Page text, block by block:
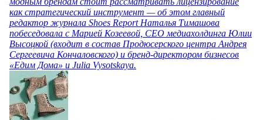
как стратегический инструмент — об этом главный
редактор журнала Shoes Report Наталья Тимашова
побеседовала с Марией Козеевой, СЕО медиахолдинга Юлии
Высоцкой (входит в состав Продюсерского центра Андрея
Сергеевича Кончаловского) и бренд-директором бизнесов
«Едим Дома» и Julia Vysotskaya.